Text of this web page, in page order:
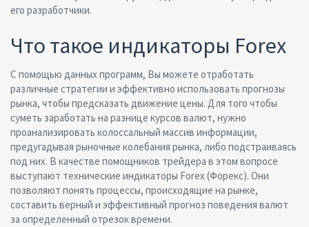
его разработчики.
Что такое индикаторы Forex
С помощью данных программ, Вы можете отработать
различные стратегии и эффективно использовать прогнозы
рынка, чтобы предсказать движение цены. Для того чтобы
суметь заработать на разнице курсов валют, нужно
проанализировать колоссальный массив информации,
предугадывая рыночные колебания рынка, либо подстраиваясь
под них. В качестве помощников трейдера в этом вопросе
выступают технические индикаторы Forex (Форекс). Они
позволяют понять процессы, происходящие на рынке,
составить верный и эффективный прогноз поведения валют
за определенный отрезок времени.